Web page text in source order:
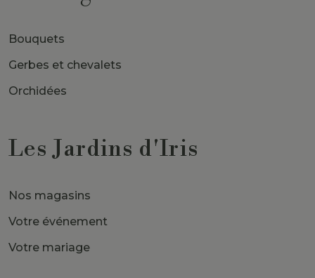
Bouquets
Gerbes et chevalets
Orchidées
Les Jardins d'Iris
Nos magasins
Votre événement
Votre mariage